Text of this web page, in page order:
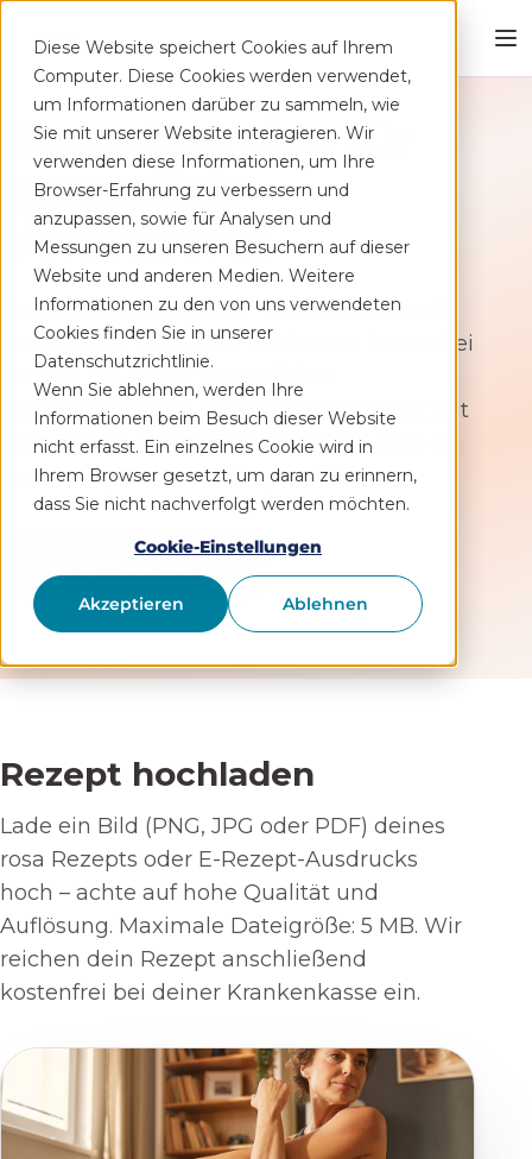
Diese Website speichert Cookies auf Ihrem
Computer. Diese Cookies werden verwendet,
um Informationen darüber zu sammeln, wie
Sie mit unserer Website interagieren. Wir
verwenden diese Informationen, um Ihre
Browser-Erfahrung zu verbessern und
anzupassen, sowie für Analysen und
Messungen zu unseren Besuchern auf dieser
Website und anderen Medien. Weitere
Informationen zu den von uns verwendeten
Cookies finden Sie in unserer
Datenschutzrichtlinie.
Wenn Sie ablehnen, werden Ihre
Informationen beim Besuch dieser Website
nicht erfasst. Ein einzelnes Cookie wird in
Ihrem Browser gesetzt, um daran zu erinnern,
dass Sie nicht nachverfolgt werden möchten.
Cookie-Einstellungen
Akzeptieren Ablehnen
Rezeptservice für
gesetzlich
Versicherte
Du hast ein Rezept für ViViRA erhalten?
Lade es hier hoch – wir reichen es kostenfrei
für dich bei deiner gesetzlichen
Krankenkasse ein, und du kannst direkt mit
dem 7-Tage-Starttraining loslegen. Egal ob
rosa Rezept oder E-Rezept-Ausdruck.
4.8
4.5
Play Store
Rezept hochladen
Lade ein Bild (PNG, JPG oder PDF) deines
rosa Rezepts oder E-Rezept-Ausdrucks
hoch – achte auf hohe Qualität und
Auflösung. Maximale Dateigröße: 5 MB. Wir
reichen dein Rezept anschließend
kostenfrei bei deiner Krankenkasse ein.